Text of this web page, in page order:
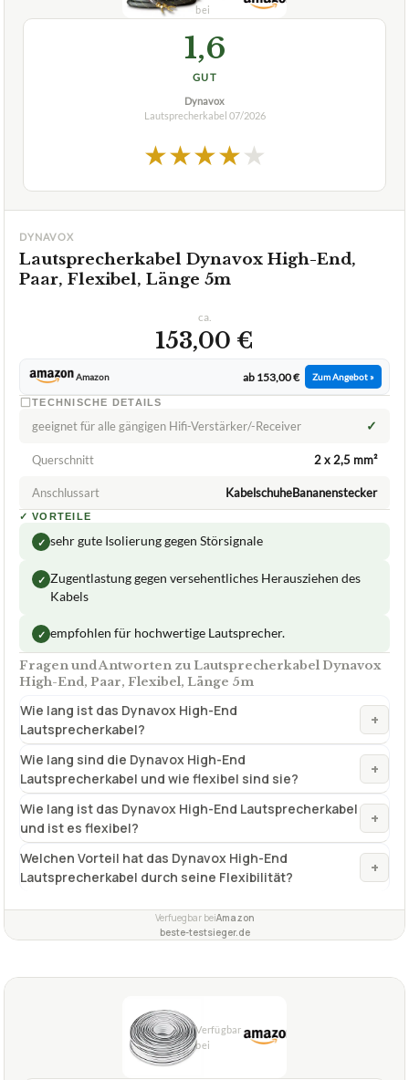
1,6
GUT
Dynavox
Lautsprecherkabel 07/2026
★★★★★
DYNAVOX
Lautsprecherkabel Dynavox High-End,
Paar, Flexibel, Länge 5m
ca.
153,00 €
Amazon ab 153,00 € Zum Angebot »
TECHNISCHE DETAILS
geeignet für alle gängigen Hifi-Verstärker/-Receiver ✓
Querschnitt 2 x 2,5 mm²
Anschlussart KabelschuheBananenstecker
✓ VORTEILE
✓ sehr gute Isolierung gegen Störsignale
✓ Zugentlastung gegen versehentliches Herausziehen des
Kabels
✓ empfohlen für hochwertige Lautsprecher.
Fragen und Antworten zu Lautsprecherkabel Dynavox
High-End, Paar, Flexibel, Länge 5m
Wie lang ist das Dynavox High-End
Lautsprecherkabel?
+
Wie lang sind die Dynavox High-End
Lautsprecherkabel und wie flexibel sind sie?
+
Wie lang ist das Dynavox High-End Lautsprecherkabel
und ist es flexibel?
+
Welchen Vorteil hat das Dynavox High-End
Lautsprecherkabel durch seine Flexibilität?
+
Verfuegbar beiAmazon
beste-testsieger.de